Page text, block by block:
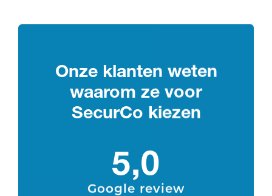
Onze klanten weten
waarom ze voor
SecurCo kiezen
5,0
Google review